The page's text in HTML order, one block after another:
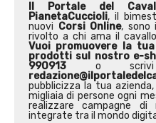
Il Portale del
PianetaCuccioli, il
nuovi Corsi Online, sono
rivolto a chi ama il
Vuoi promuovere la
prodotti sul nostro e-
990913 o scrivi
pubblicizza la tua
migliaia di persone ogni
realizzare campagne
integrate tra il mondo